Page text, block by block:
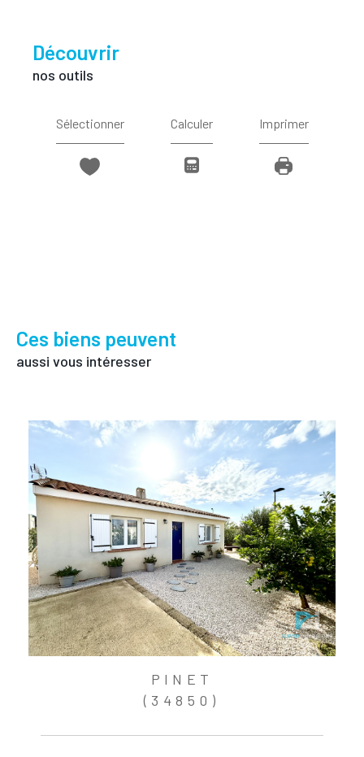
découvrir
nos outils
Sélectionner Calculer Imprimer
Ces biens peuvent
aussi vous intéresser
PINET
(34850)